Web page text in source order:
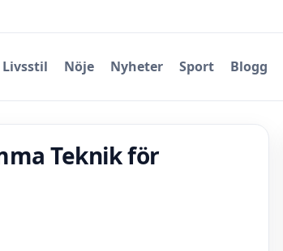
Livsstil Nöje Nyheter Sport Blogg
Teknik för